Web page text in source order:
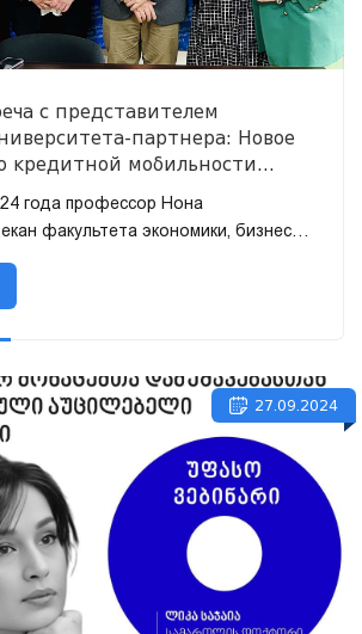
с представителем
партнера: Новое
кредитной мобильности
Action 1
года профессор Нона
факультета экономики, бизнеса
гуманитарного
с доц. Георгием Харш...
27.09.2024